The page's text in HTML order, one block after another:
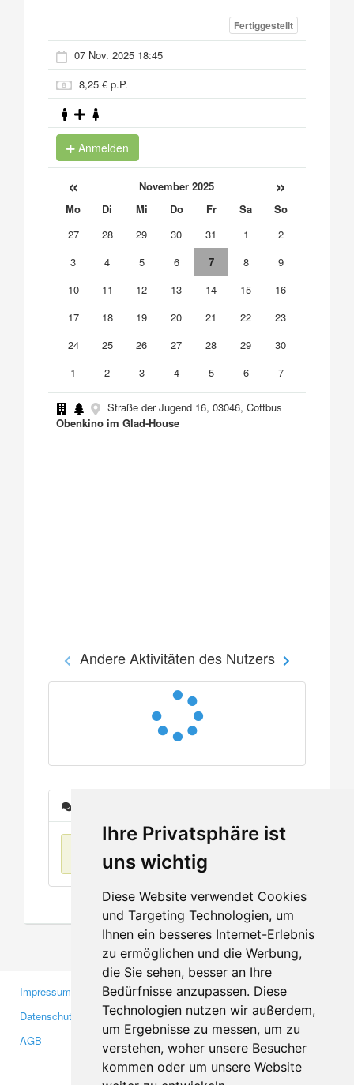
Ihre Privatsphäre ist
uns wichtig
Diese Website verwendet Cookies
und Targeting Technologien, um
Ihnen ein besseres Internet-Erlebnis
zu ermöglichen und die Werbung,
die Sie sehen, besser an Ihre
Bedürfnisse anzupassen. Diese
Technologien nutzen wir außerdem,
um Ergebnisse zu messen, um zu
verstehen, woher unsere Besucher
kommen oder um unsere Website
Fertiggestellt
07 Nov. 2025 18:45
8,25 € p.P.
Anmelden
« November 2025 »
Mo Di Mi Do Fr Sa
So
27
28 29 30 31 1
2
3
4 5 6 7 8
9
10
11 12 13 14 15
16
17
18 19 20 21 22
23
24
25 26 27 28 29
30
1
2 3 4 5 6 7
Straße der Jugend 16, 03046, Cottbus
Obenkino im Glad-House
Andere Aktivitäten des Nutzers
Keine Einträge
Impressum
Datenschutzerklärung
AGB
Gewerbetreibende
Investoren
Medien